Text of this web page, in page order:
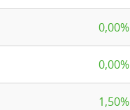
0,00%
0,00%
1,50%